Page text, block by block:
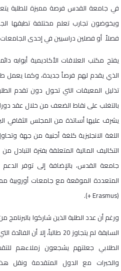
في جامعة القدس فرصة مميزة للطلبة
ويخوضون تجارب تعلم مختلفة تطبقها
فصلاً أو فصلين دراسيين في إحدى
يفتح مكتب العلاقات الأكاديمية أبوابه
الذي يقدم لهم فرصاً جديدة، وكما يعمل
تذليل المعيقات التي تحول دون تقدم
بالتغلب على نقاط الضعف من خلال عقد
يشرف عليها أساتذة من المجلس الثقافي
اللغة الانجليزية كلغة أجنبية من جهة
التكاليف المالية المتعلقة بفترة
جامعة القدس، بالإضافة إلى توفر
المتعددة الموقعة مع جامعات أوروبية
(Erasmus +).
ورغم أن عدد الطلبة الذين شاركوا
السابقة لم يتجاوز 20 طالباً،
الطلابي جعلتهم يشجعون زملاءهم
والخبرات مع الدول المتقدمة ونقل